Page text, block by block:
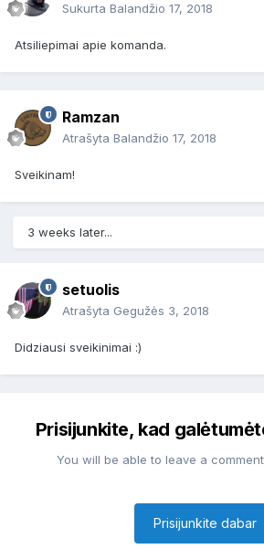
Sukurta Balandžio 17, 2018
Atsiliepimai apie komanda.
Ramzan
Atrašyta Balandžio 17, 2018
Sveikinam!
3 weeks later...
setuolis
Atrašyta Gegužės 3, 2018
Didziausi sveikinimai :)
Prisijunkite, kad
You will be able to leave a
Prisijunkite dabar